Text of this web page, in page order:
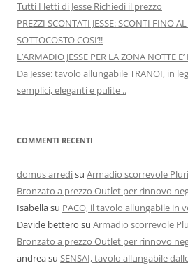
Tutti I letti di Jesse Richiedi il prezzo
PREZZI SCONTATI JESSE: SCONTI FINO
SOTTOCOSTO COSI’!!
L’ARMADIO JESSE PER LA ZONA NOTTE
Da Jesse: tavolo allungabile TRANOI, in
semplici, eleganti e pulite ..
COMMENTI RECENTI
domus arredisu Armadio scorrevole
Bronzato a prezzo Outlet per rinnovo
Isabellasu PACO, il tavolo allungabile in
Davide bettero su Armadio scorrevole
Bronzato a prezzo Outlet per rinnovo
andreasu SENSAI, tavolo allungabile